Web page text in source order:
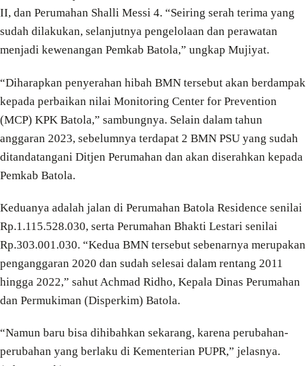
II, dan Perumahan Shalli Messi 4. “Seiring serah terima yang
sudah dilakukan, selanjutnya pengelolaan dan perawatan
menjadi kewenangan Pemkab Batola,” ungkap Mujiyat.
“Diharapkan penyerahan hibah BMN tersebut akan berdampak
kepada perbaikan nilai Monitoring Center for Prevention
(MCP) KPK Batola,” sambungnya. Selain dalam tahun
anggaran 2023, sebelumnya terdapat 2 BMN PSU yang sudah
ditandatangani Ditjen Perumahan dan akan diserahkan kepada
Pemkab Batola.
Keduanya adalah jalan di Perumahan Batola Residence senilai
Rp.1.115.528.030, serta Perumahan Bhakti Lestari senilai
Rp.303.001.030. “Kedua BMN tersebut sebenarnya merupakan
penganggaran 2020 dan sudah selesai dalam rentang 2011
hingga 2022,” sahut Achmad Ridho, Kepala Dinas Perumahan
dan Permukiman (Disperkim) Batola.
“Namun baru bisa dihibahkan sekarang, karena perubahan-
perubahan yang berlaku di Kementerian PUPR,” jelasnya.